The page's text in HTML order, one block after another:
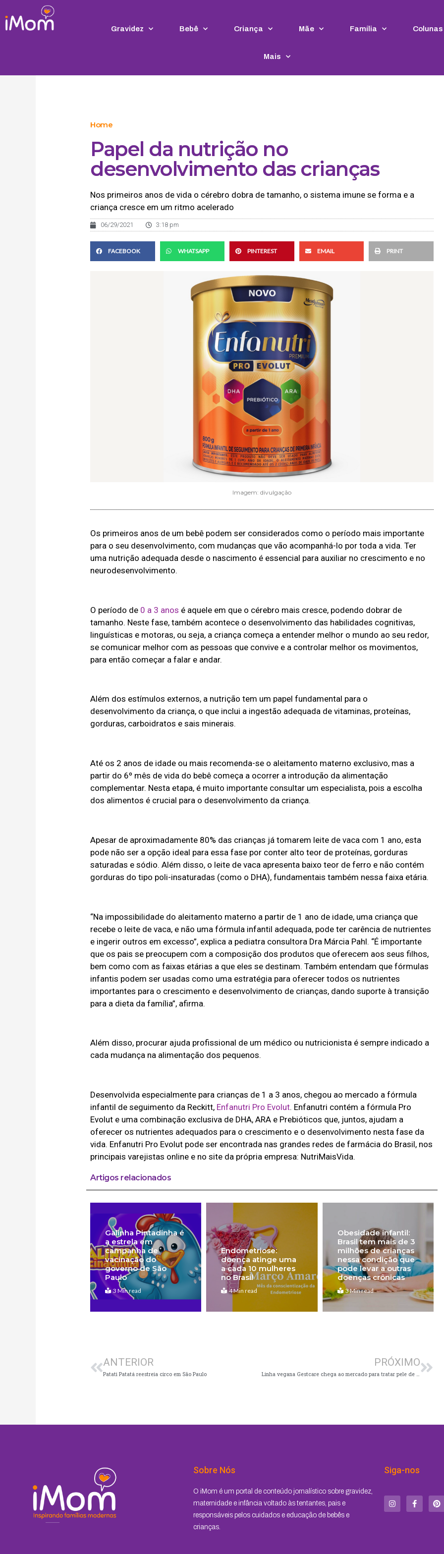
para
Gravidez Bebê Criança Mãe Família Colunas
Mais
Home
Papel da nutrição no
desenvolvimento das crianças
Nos primeiros anos de vida o cérebro dobra de tamanho, o sistema imune se forma e a
criança cresce em um ritmo acelerado
06/29/2021 3:18 pm
FACEBOOK WHATSAPP PINTEREST EMAIL PRINT
Imagem: divulgação
Os primeiros anos de um bebê podem ser considerados como o período mais importante
para o seu desenvolvimento, com mudanças que vão acompanhá-lo por toda a vida. Ter
uma nutrição adequada desde o nascimento é essencial para auxiliar no crescimento e no
neurodesenvolvimento.
O período de 0 a 3 anos é aquele em que o cérebro mais cresce, podendo dobrar de
tamanho. Neste fase, também acontece o desenvolvimento das habilidades cognitivas,
linguísticas e motoras, ou seja, a criança começa a entender melhor o mundo ao seu redor,
se comunicar melhor com as pessoas que convive e a controlar melhor os movimentos,
para então começar a falar e andar.
Além dos estímulos externos, a nutrição tem um papel fundamental para o
desenvolvimento da criança, o que inclui a ingestão adequada de vitaminas, proteínas,
gorduras, carboidratos e sais minerais.
Até os 2 anos de idade ou mais recomenda-se o aleitamento materno exclusivo, mas a
partir do 6º mês de vida do bebê começa a ocorrer a introdução da alimentação
complementar. Nesta etapa, é muito importante consultar um especialista, pois a escolha
dos alimentos é crucial para o desenvolvimento da criança.
Apesar de aproximadamente 80% das crianças já tomarem leite de vaca com 1 ano, esta
pode não ser a opção ideal para essa fase por conter alto teor de proteínas, gorduras
saturadas e sódio. Além disso, o leite de vaca apresenta baixo teor de ferro e não contém
gorduras do tipo poli-insaturadas (como o DHA), fundamentais também nessa faixa etária.
“Na impossibilidade do aleitamento materno a partir de 1 ano de idade, uma criança que
recebe o leite de vaca, e não uma fórmula infantil adequada, pode ter carência de nutrientes
e ingerir outros em excesso”, explica a pediatra consultora Dra Márcia Pahl. “É importante
que os pais se preocupem com a composição dos produtos que oferecem aos seus filhos,
bem como com as faixas etárias a que eles se destinam. Também entendam que fórmulas
infantis podem ser usadas como uma estratégia para oferecer todos os nutrientes
importantes para o crescimento e desenvolvimento de crianças, dando suporte à transição
para a dieta da família”, afirma.
Além disso, procurar ajuda profissional de um médico ou nutricionista é sempre indicado a
cada mudança na alimentação dos pequenos.
Desenvolvida especialmente para crianças de 1 a 3 anos, chegou ao mercado a fórmula
infantil de seguimento da Reckitt, Enfanutri Pro Evolut. Enfanutri contém a fórmula Pro
Evolut e uma combinação exclusiva de DHA, ARA e Prebióticos que, juntos, ajudam a
oferecer os nutrientes adequados para o crescimento e o desenvolvimento nesta fase da
vida. Enfanutri Pro Evolut pode ser encontrada nas grandes redes de farmácia do Brasil, nos
principais varejistas online e no site da própria empresa: NutriMaisVida.
Artigos relacionados
Galinha Pintadinha é
a estrela em
campanha de
vacinação do
governo de São
Paulo
3 Min read
Endometriose:
doença atinge uma
a cada 10 mulheres
no Brasil
4 Min read
Obesidade infantil:
Brasil tem mais de 3
milhões de crianças
nessa condição que
pode levar a outras
doenças crônicas
3 Min read
ANTERIOR
Patati Patatá reestreia circo em São Paulo
PRÓXIMO
Linha vegana Gestcare chega ao mercado para tratar pele de gestantes, tentantes e lactantes
Sobre Nós
O iMom é um portal de conteúdo jornalístico sobre gravidez,
maternidade e infância voltado às tentantes, pais e
responsáveis pelos cuidados e educação de bebês e
crianças.
Siga-nos
n
s
t
a
c
e
i
n
t